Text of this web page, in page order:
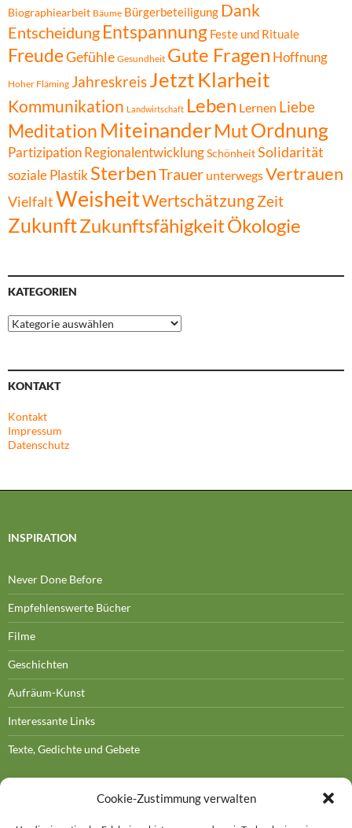
Cookie-Zustimmung verwalten
Biographiearbeit Bäume Bürgerbeteiligung Dank
Entscheidung Entspannung Feste und Rituale
FreudeGefühle Gesundheit Gute Fragen Hoffnung
Hoher Fläming JahreskreisJetzt Klarheit
Kommunikation Landwirtschaft Leben Lernen Liebe
Meditation MiteinanderMutOrdnung
Partizipation RegionalentwicklungSchönheitSolidarität
soziale Plastik SterbenTrauer unterwegsVertrauen
VielfaltWeisheitWertschätzungZeit
ZukunftZukunftsfähigkeitÖkologie
KATEGORIEN
Kategorien
KONTAKT
Kontakt
Impressum
Datenschutz
INSPIRATION
Never Done Before
Empfehlenswerte Bücher
Filme
Geschichten
Aufräum-Kunst
Interessante Links
Texte, Gedichte und Gebete